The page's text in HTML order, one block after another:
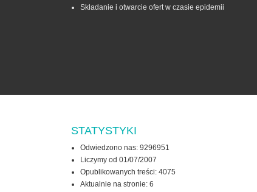
Składanie i otwarcie ofert w czasie epidemii
STATYSTYKI
Odwiedzono nas: 9296951
Liczymy od 01/07/2007
Opublikowanych treści: 4075
Aktualnie na stronie: 6